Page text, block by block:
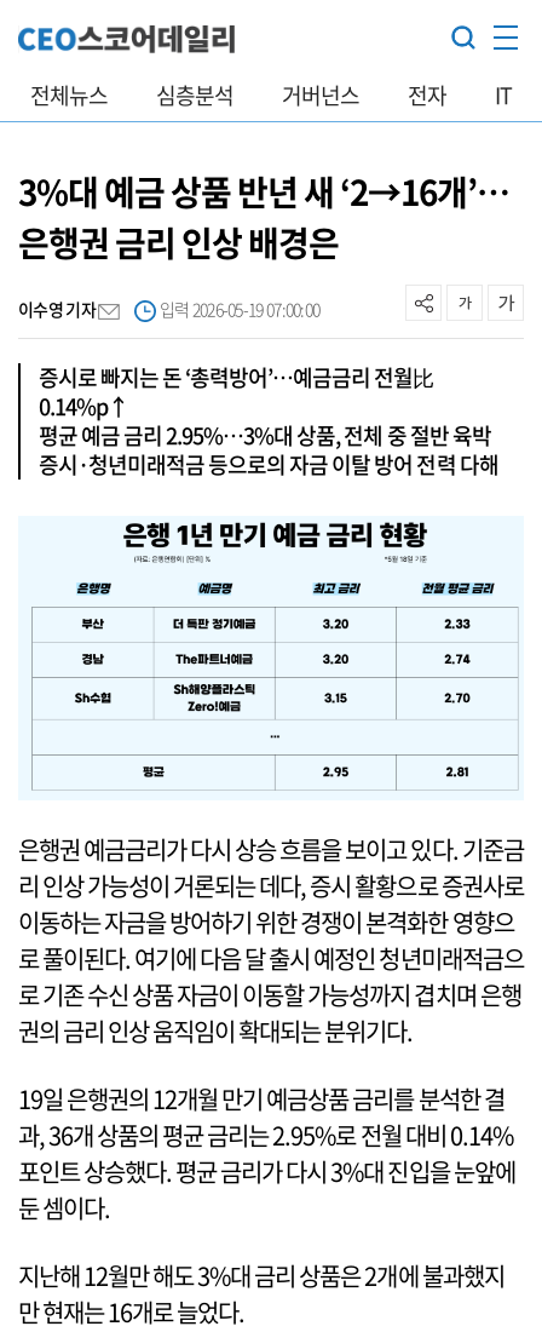
전체뉴스 심층분석 거버넌스 전자 IT
3%대 예금 상품 반년 새 ‘2→16개’…
은행권 금리 인상 배경은
이수영 기자 입력 2026-05-19 07:00:00
증시로 빠지는 돈 ‘총력방어’…예금금리 전월比
0.14%p↑
평균 예금 금리 2.95%…3%대 상품, 전체 중 절반 육박
증시·청년미래적금 등으로의 자금 이탈 방어 전력 다해
은행권 예금금리가 다시 상승 흐름을 보이고 있다. 기준금
리 인상 가능성이 거론되는 데다, 증시 활황으로 증권사로
이동하는 자금을 방어하기 위한 경쟁이 본격화한 영향으
로 풀이된다. 여기에 다음 달 출시 예정인 청년미래적금으
로 기존 수신 상품 자금이 이동할 가능성까지 겹치며 은행
권의 금리 인상 움직임이 확대되는 분위기다.
19일 은행권의 12개월 만기 예금상품 금리를 분석한 결
과, 36개 상품의 평균 금리는 2.95%로 전월 대비 0.14%
포인트 상승했다. 평균 금리가 다시 3%대 진입을 눈앞에
둔 셈이다.
지난해 12월만 해도 3%대 금리 상품은 2개에 불과했지
만 현재는 16개로 늘었다.